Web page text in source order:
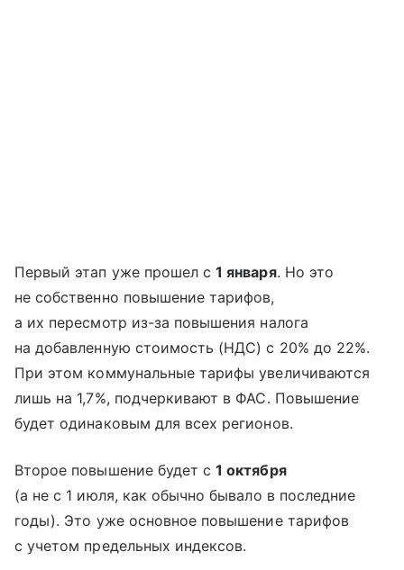
Первый этап уже прошел с1 января. Но это
не собственно повышение тарифов,
а их пересмотр из-за повышения налога
на добавленную стоимость (НДС) с 20% до 22%.
При этом коммунальные тарифы увеличиваются
лишь на 1,7%, подчеркивают в ФАС. Повышение
будет одинаковым для всех регионов.
Второе повышение будет с1 октября
(а не с 1 июля, как обычно бывало в последние
годы). Это уже основное повышение тарифов
с учетом предельных индексов.